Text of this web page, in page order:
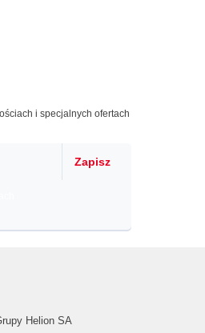
i specjalnych ofertach
Zapisz
Helion SA